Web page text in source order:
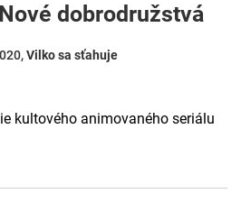
dobrodružstvá
Vilko sa sťahuje
kultového animovaného seriálu